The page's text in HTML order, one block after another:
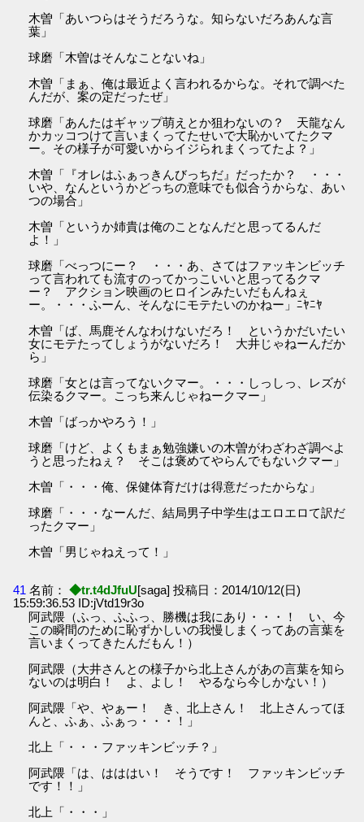
木曽「あいつらはそうだろうな。知らないだろあんな言
葉」
球磨「木曽はそんなことないね」
木曽「まぁ、俺は最近よく言われるからな。それで調べた
んだが、案の定だったぜ」
球磨「あんたはギャップ萌えとか狙わないの？ 天龍なん
かカッコつけて言いまくってたせいで大恥かいてたクマ
ー。その様子が可愛いからイジられまくってたよ？」
木曽「『オレはふぁっきんびっちだ』だったか？ ・・・
いや、なんというかどっちの意味でも似合うからな、あい
つの場合」
木曽「というか姉貴は俺のことなんだと思ってるんだ
よ！」
球磨「べっつにー？ ・・・あ、さてはファッキンビッチ
って言われても流すのってかっこいいと思ってるクマ
ー？ アクション映画のヒロインみたいだもんねぇ
ー。・・・ふーん、そんなにモテたいのかねー」ﾆﾔﾆﾔ
木曽「ば、馬鹿そんなわけないだろ！ というかだいたい
女にモテたってしょうがないだろ！ 大井じゃねーんだか
ら」
球磨「女とは言ってないクマー。・・・しっしっ、レズが
伝染るクマー。こっち来んじゃねークマー」
木曽「ばっかやろう！」
球磨「けど、よくもまぁ勉強嫌いの木曽がわざわざ調べよ
うと思ったねぇ？ そこは褒めてやらんでもないクマー」
木曽「・・・俺、保健体育だけは得意だったからな」
球磨「・・・なーんだ、結局男子中学生はエロエロて訳だ
ったクマー」
木曽「男じゃねえって！」
41 名前： ◆tr.t4dJfuU[saga] 投稿日：2014/10/12(日)
15:59:36.53 ID:jVtd19r3o
阿武隈（ふっ、ふふっ、勝機は我にあり・・・！ い、今
この瞬間のために恥ずかしいの我慢しまくってあの言葉を
言いまくってきたんだもん！）
阿武隈（大井さんとの様子から北上さんがあの言葉を知ら
ないのは明白！ よ、よし！ やるなら今しかない！）
阿武隈「や、やぁー！ き、北上さん！ 北上さんってほ
んと、ふぁ、ふぁっ・・・！」
北上「・・・ファッキンビッチ？」
阿武隈「は、はははい！ そうです！ ファッキンビッチ
です！！」
北上「・・・」